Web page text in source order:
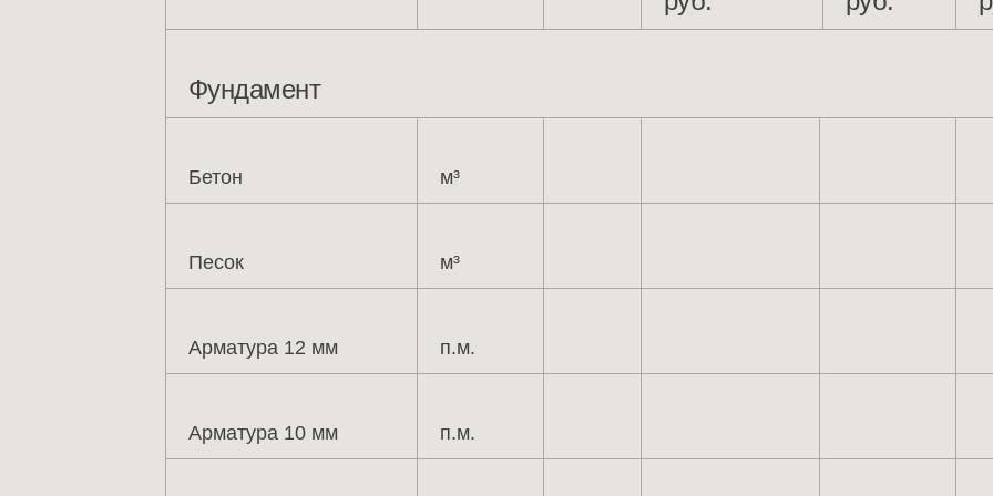
Фундамент
Бетон м³
Песок м³
Арматура 12 мм п.м.
Арматура 10 мм п.м.